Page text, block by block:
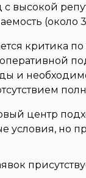
высокой
критика
оперативной
и
центр
условия, но